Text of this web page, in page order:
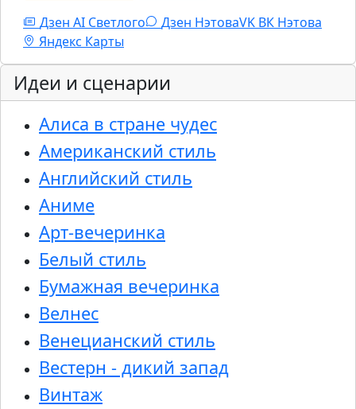
Дзен AI Светлого Дзен НэтоваVK ВК Нэтова
Яндекс Карты
Идеи и сценарии
Алиса в стране чудес
Американский стиль
Английский стиль
Аниме
Арт-вечеринка
Белый стиль
Бумажная вечеринка
Велнес
Венецианский стиль
Вестерн - дикий запад
Винтаж